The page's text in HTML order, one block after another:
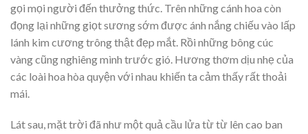
gọi mọi người đến thưởng thức. Trên những cánh hoa còn
đọng lại những giọt sương sớm được ánh nắng chiếu vào lấp
lánh kim cương trông thật đẹp mắt. Rồi những bông cúc
vàng cũng nghiêng mình trước gió. Hương thơm dịu nhẹ của
các loài hoa hòa quyện với nhau khiến ta cảm thấy rất thoải
mái.
Lát sau, mặt trời đã như một quả cầu lửa từ từ lên cao ban